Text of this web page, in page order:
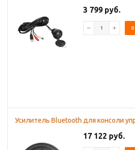
3 799 руб.
Усилитель Bluetooth для консоли
17 122 руб.